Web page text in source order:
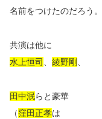
名前をつけたのだろう。
共演は他に
水上恒司 、 綾野剛 、
田中泯らと豪華
（窪田正孝は